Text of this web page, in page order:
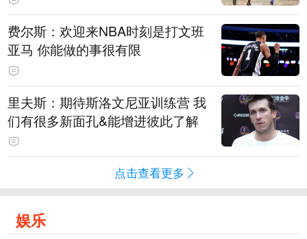
费尔斯：欢迎来NBA时刻是打文班
亚马 你能做的事很有限
里夫斯：期待斯洛文尼亚训练营 我
们有很多新面孔&能增进彼此了解
点击查看更多
娱乐